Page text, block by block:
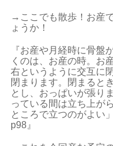
→ここでも散歩！お産
ょうか！
『お産や月経時に骨盤
くのは、お産の時。お
右というように交互に
閉まります。閉まると
とし、おっぱいが張り
っている間は立ち上が
ところで立つのがよい
p98』